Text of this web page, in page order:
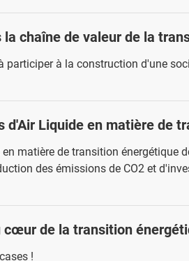
chaîne de valeur de la
participer à la construction d'une
d'Air Liquide en matière de
matière de transition
des émissions de CO2 et
cœur de la transition
!